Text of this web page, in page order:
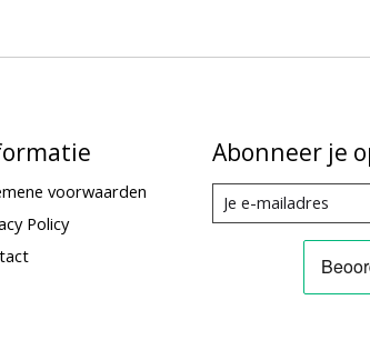
voorwaarden
Policy
Abonneer je